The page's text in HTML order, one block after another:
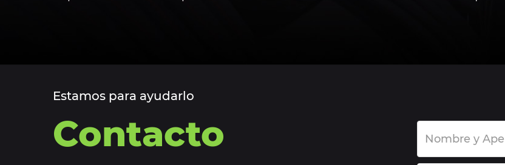
Estamos para ayudarlo
Contacto